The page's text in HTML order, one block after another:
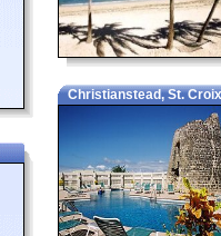
Christianstead, St.